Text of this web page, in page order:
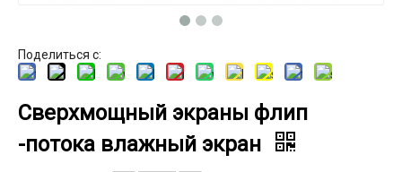
Поделиться с:
Сверхмощный экраны флип
-потока влажный экран